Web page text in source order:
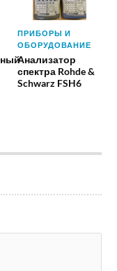
ПРИБОРЫ И
ОБОРУДОВАНИЕ
Анализатор
спектра Rohde &
Schwarz FSH6